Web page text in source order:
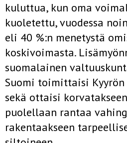
kuluttua, kun oma
kuoletettu, vuodessa
eli 40 %:n menetystä
koskivoimasta.
suomalainen
Suomi toimittaisi Kyyrön
sekä ottaisi
puolellaan rantaa
rakentaakseen